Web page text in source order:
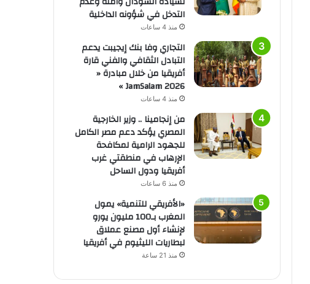
التدخل في شؤونه الداخلية
منذ 4 ساعات
التجاري وفا بنك إيجيبت يدعم
التبادل الثقافي والفني قارة
أفريقيا من خلال مبادرة «
JamSalam 2026 »
منذ 4 ساعات
من إنجامينا .. وزير الخارجية
المصري يؤكد دعم مصر الكامل
للجهود الرامية لمكافحة
الإرهاب في منطقتي غرب
أفريقيا ودول الساحل
منذ 6 ساعات
«الأفريقي للتنمية» يمول
المغرب بـ100 مليون يورو
لإنشاء أول مصنع عملاق
لبطاريات الليثيوم في أفريقيا
منذ 21 ساعة